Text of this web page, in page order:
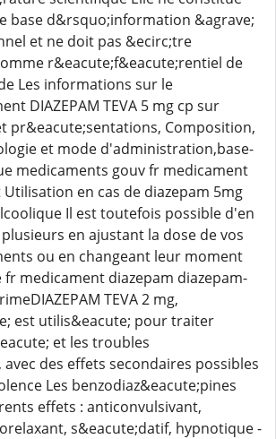
base d&rsquo;information &agrave;
et ne doit pas &ecirc;tre
r&eacute;f&eacute;rentiel de
Les informations sur le
DIAZEPAM TEVA 5 mg cp sur
pr&eacute;sentations, Composition,
et mode d'administration,base-
medicaments gouv fr medicament
en cas de diazepam 5mg
Il est toutefois possible d'en
en ajustant la dose de vos
ou en changeant leur moment
fr medicament diazepam diazepam-
TEVA 2 mg,
est utilis&eacute; pour traiter
et les troubles
avec des effets secondaires possibles
Les benzodiaz&eacute;pines
effets : anticonvulsivant,
s&eacute;datif, hypnotique -